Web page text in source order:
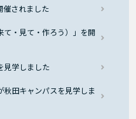
催されました
て・見て・作ろう）」を開
見学しました
田キャンパスを見学しま